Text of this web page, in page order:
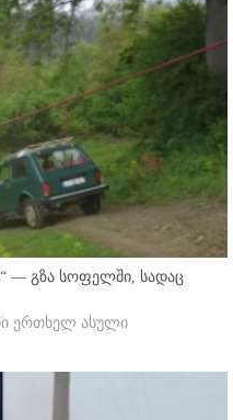
— გზა სოფელში, სადაც
ერთხელ ასული